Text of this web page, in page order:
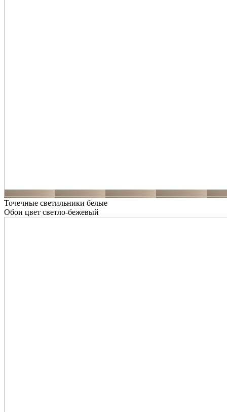
Точечные светильники белые
Обои цвет светло-бежевый